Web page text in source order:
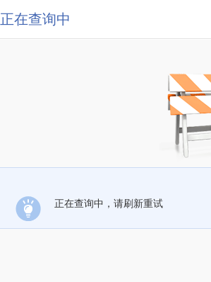
正在查询中
正在查询中，请刷新重试